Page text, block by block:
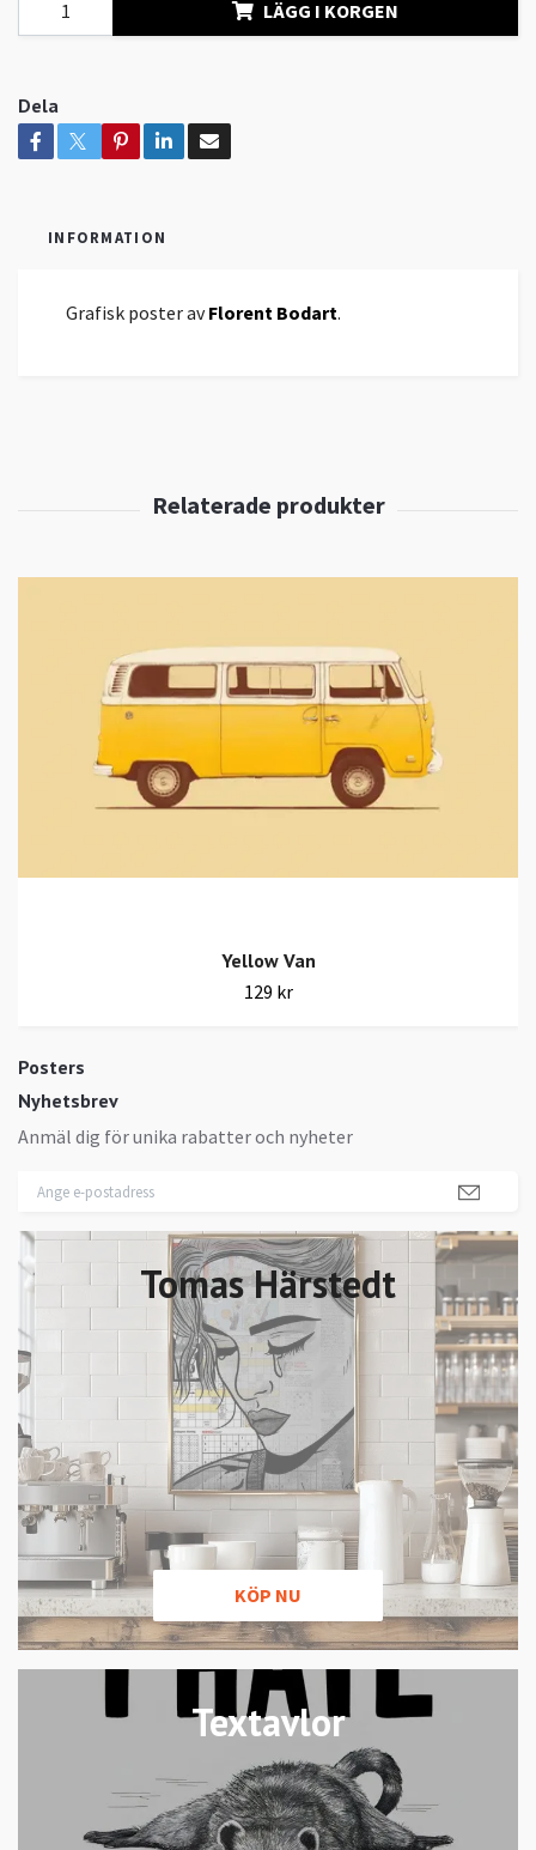
Posters
Nyhetsbrev
Anmäl dig för unika rabatter och nyheter
Tomas Härstedt
KÖP NU
Textavlor
LÄGG I KORGEN
Dela
INFORMATION
Grafisk poster avFlorent Bodart.
Yellow Van
129 kr